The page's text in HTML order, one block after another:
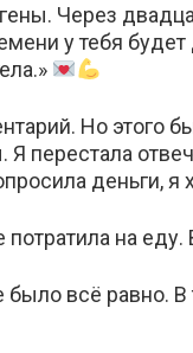
Через
у тебя
Но этого
Я перестала
деньги, я
на еду.
всё равно.